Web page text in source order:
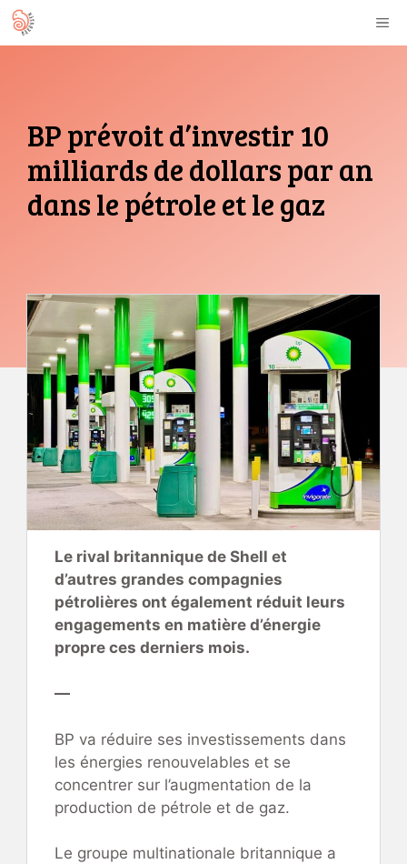
Aller
au
BP prévoit d’investir 10
milliards de dollars par an
dans le pétrole et le gaz
Le rival britannique de Shell et
d’autres grandes compagnies
pétrolières ont également réduit leurs
engagements en matière d’énergie
propre ces derniers mois.
—
BP va réduire ses investissements dans
les énergies renouvelables et se
concentrer sur l’augmentation de la
production de pétrole et de gaz.
Le groupe multinationale britannique a